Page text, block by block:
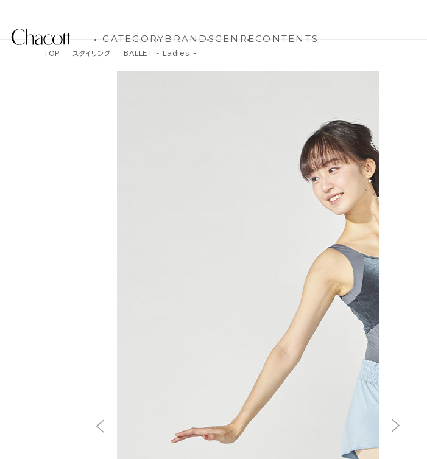
CATEGORYBRANDSGENRECONTENTS
TOP スタイリング BALLET - Ladies -